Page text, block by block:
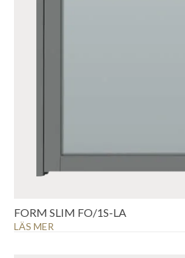
FORM SLIM FO/1S-LA
LÄS MER